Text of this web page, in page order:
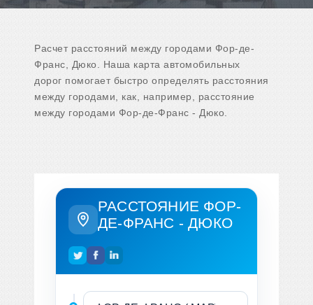
Расчет расстояний между городами Фор-де-
Франс, Дюко. Наша карта автомобильных
дорог помогает быстро определять расстояния
между городами, как, например, расстояние
между городами Фор-де-Франс - Дюко.
РАССТОЯНИЕ ФОР-
ДЕ-ФРАНС - ДЮКО